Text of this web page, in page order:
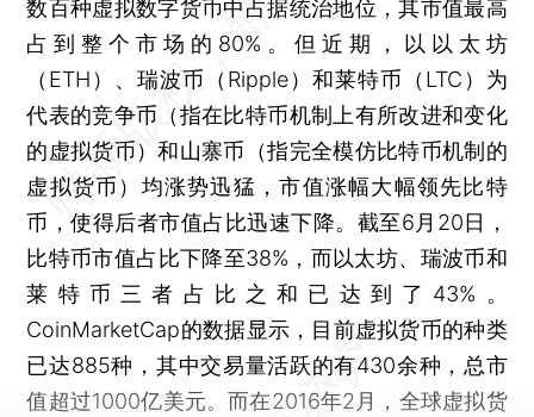
数百种虚拟数字货币中占据统治地位，其市值最高
占到整个市场的80%。但近期，以以太坊
（ETH）、瑞波币（Ripple）和莱特币（LTC）为
代表的竞争币（指在比特币机制上有所改进和变化
的虚拟货币）和山寨币（指完全模仿比特币机制的
虚拟货币）均涨势迅猛，市值涨幅大幅领先比特
币，使得后者市值占比迅速下降。截至6月20日，
比特币市值占比下降至38%，而以太坊、瑞波币和
莱特币三者占比之和已达到了43%。
CoinMarketCap的数据显示，目前虚拟货币的种类
已达885种，其中交易量活跃的有430余种，总市
值超过1000亿美元。而在2016年2月，全球虚拟货